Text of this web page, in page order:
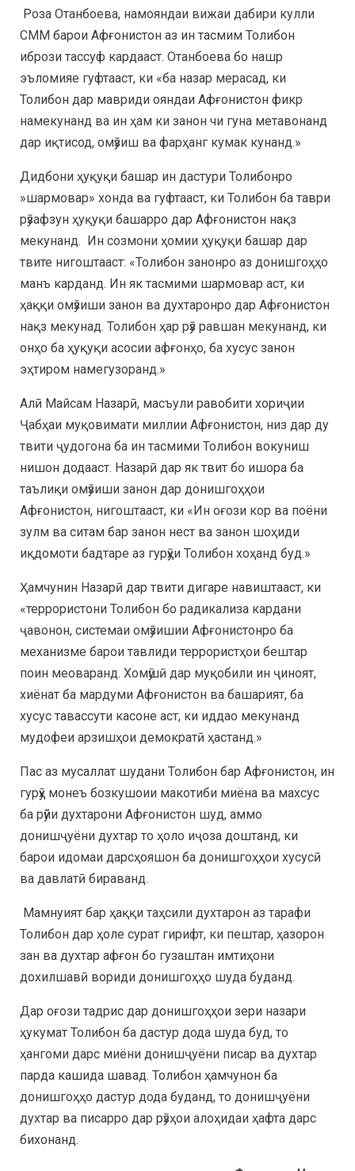
Роза Отанбоева, намояндаи вижаи дабири кулли
СММ барои Афғонистон аз ин тасмим Толибон
ибрози тассуф кардааст. Отанбоева бо нашр
эъломияе гуфтааст, ки «ба назар мерасад, ки
Толибон дар мавриди ояндаи Афғонистон фикр
намекунанд ва ин ҳам ки занон чи гуна метавонанд
дар иқтисод, омӯзиш ва фарҳанг кумак кунанд.»
Дидбони ҳуқуқи башар ин дастури Толибонро
»шармовар» хонда ва гуфтааст, ки Толибон ба таври
рӯзафзун ҳуқуқи башарро дар Афғонистон нақз
мекунанд. Ин созмони ҳомии ҳуқуқи башар дар
твите нигоштааст: «Толибон занонро аз донишгоҳҳо
манъ карданд. Ин як тасмими шармовар аст, ки
ҳаққи омӯзиши занон ва духтаронро дар Афғонистон
нақз мекунад. Толибон ҳар рӯз равшан мекунанд, ки
онҳо ба ҳуқуқи асосии афғонҳо, ба хусус занон
эҳтиром намегузоранд.»
Алӣ Майсам Назарӣ, масъули равобити хориҷии
Ҷабҳаи муқовимати миллии Афғонистон, низ дар ду
твити ҷудогона ба ин тасмими Толибон вокуниш
нишон додааст. Назарӣ дар як твит бо ишора ба
таълиқи омӯзиши занон дар донишгоҳҳои
Афғонистон, нигоштааст, ки «Ин оғози кор ва поёни
зулм ва ситам бар занон нест ва занон шоҳиди
иқдомоти бадтаре аз гурӯҳи Толибон хоҳанд буд.»
Ҳамчунин Назарӣ дар твити дигаре навиштааст, ки
«террористони Толибон бо радикализа кардани
ҷавонон, системаи омӯзишии Афғонистонро ба
механизме барои тавлиди террористҳои бештар
поин меоваранд. Хомӯшӣ дар муқобили ин ҷиноят,
хиёнат ба мардуми Афғонистон ва башарият, ба
хусус тавассути касоне аст, ки иддао мекунанд
мудофеи арзишҳои демократӣ ҳастанд.»
Пас аз мусаллат шудани Толибон бар Афғонистон, ин
гурӯҳ монеъ бозкушоии макотиби миёна ва махсус
ба рӯйи духтарони Афғонистон шуд, аммо
донишҷуёни духтар то ҳоло иҷоза доштанд, ки
барои идомаи дарсҳояшон ба донишгоҳҳои хусусӣ
ва давлатӣ бираванд.
Мамнуият бар ҳаққи таҳсили духтарон аз тарафи
Толибон дар ҳоле сурат гирифт, ки пештар, ҳазорон
зан ва духтар афғон бо гузаштан имтиҳони
дохилшавӣ вориди донишгоҳҳо шуда буданд.
Дар оғози тадрис дар донишгоҳҳои зери назари
ҳукумат Толибон ба дастур дода шуда буд, то
ҳангоми дарс миёни донишҷуёни писар ва духтар
парда кашида шавад. Толибон ҳамчунон ба
донишгоҳҳо дастур дода буданд, то донишҷуёни
духтар ва писарро дар рӯзҳои алоҳидаи ҳафта дарс
бихонанд.